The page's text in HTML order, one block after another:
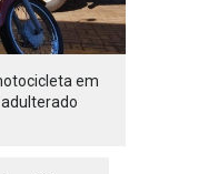
em